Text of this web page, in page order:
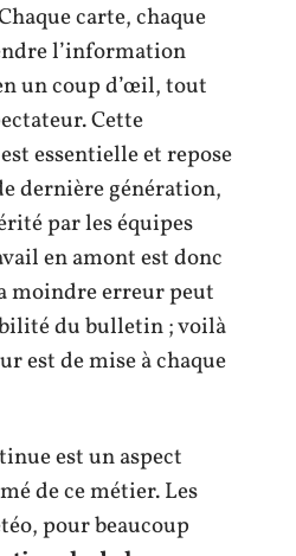
carte, chaque
l’information
un coup d’œil, tout
Cette
essentielle et repose
dernière génération,
par les équipes
en amont est donc
moindre erreur peut
du bulletin ; voilà
est de mise à chaque
est un aspect
de ce métier. Les
pour beaucoup